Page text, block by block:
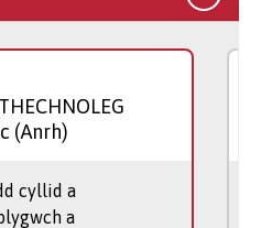
(Anrh)
cyllid a
a